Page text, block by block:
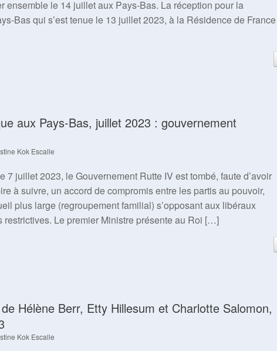
ensemble le 14 juillet aux Pays-Bas. La réception pour la
Bas qui s’est tenue le 13 juillet 2023, à la Résidence de
aux Pays-Bas, juillet 2023 : gouvernement
Kok Escalle
7 juillet 2023, le Gouvernement Rutte IV est tombé, faute d’avoir
à suivre, un accord de compromis entre les partis au pouvoir,
plus large (regroupement familial) s’opposant aux libéraux
restrictives. Le premier Ministre présente au Roi […]
Hélène Berr, Etty Hillesum et Charlotte Salomon,
Kok Escalle